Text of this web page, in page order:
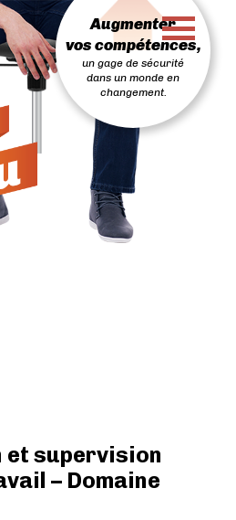
Augmenter
vos compétences,
un gage de sécurité
dans un monde en
changement.
et supervision
– Domaine